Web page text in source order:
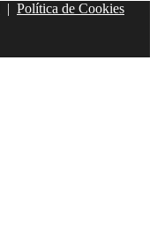
| Política de Cookies